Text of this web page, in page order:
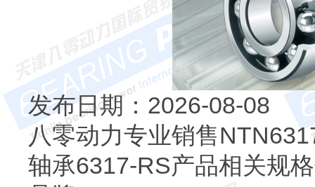
发布日期：2026-08-08
八零动力专业销售
轴承6317-RS产品相关规